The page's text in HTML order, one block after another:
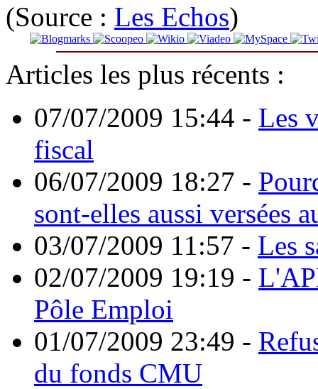
(Source : Les Echos)
Articles les plus récents :
07/07/2009 15:44 - Les
fiscal
06/07/2009 18:27 -
sont-elles aussi versées
03/07/2009 11:57 - Les
02/07/2009 19:19 -
Pôle Emploi
01/07/2009 23:49 -
du fonds CMU